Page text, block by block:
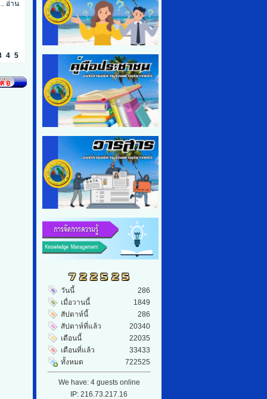
อ่าน
4 5
วันนี้
286
เมื่อวานนี้
1849
สัปดาห์นี้
286
สัปดาห์ที่แล้ว
20340
เดือนนี้
22035
เดือนที่แล้ว
33433
ทั้งหมด
722525
We have: 4 guests online
IP: 216.73.217.16